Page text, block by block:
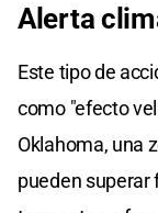
Alerta
Este tipo de
como "efecto
Oklahoma, una
pueden